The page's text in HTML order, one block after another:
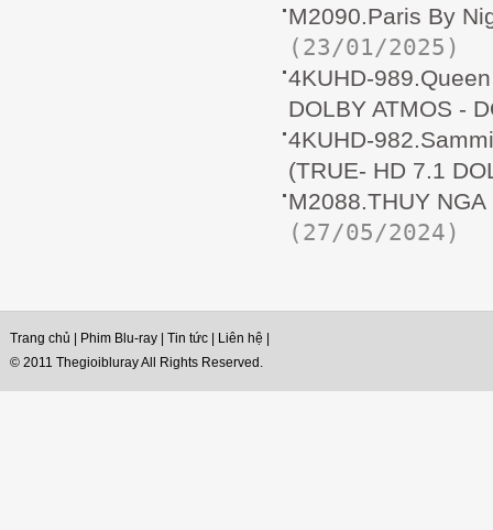
M2090.Paris By
(23/01/2025)
4KUHD-
DOLBY ATMOS -
4KUHD-
(TRUE- HD 7.1
M2088.THUY
(27/05/2024)
Trang chủ Phim Blu-ray Tin tức Liên hệ
© 2011 Thegioibluray All Rights Reserved.